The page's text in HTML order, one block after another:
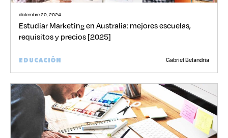
diciembre 20, 2024
Estudiar Marketing en Australia: mejores escuelas,
requisitos y precios [2025]
EDUCACIÓN Gabriel Belandria